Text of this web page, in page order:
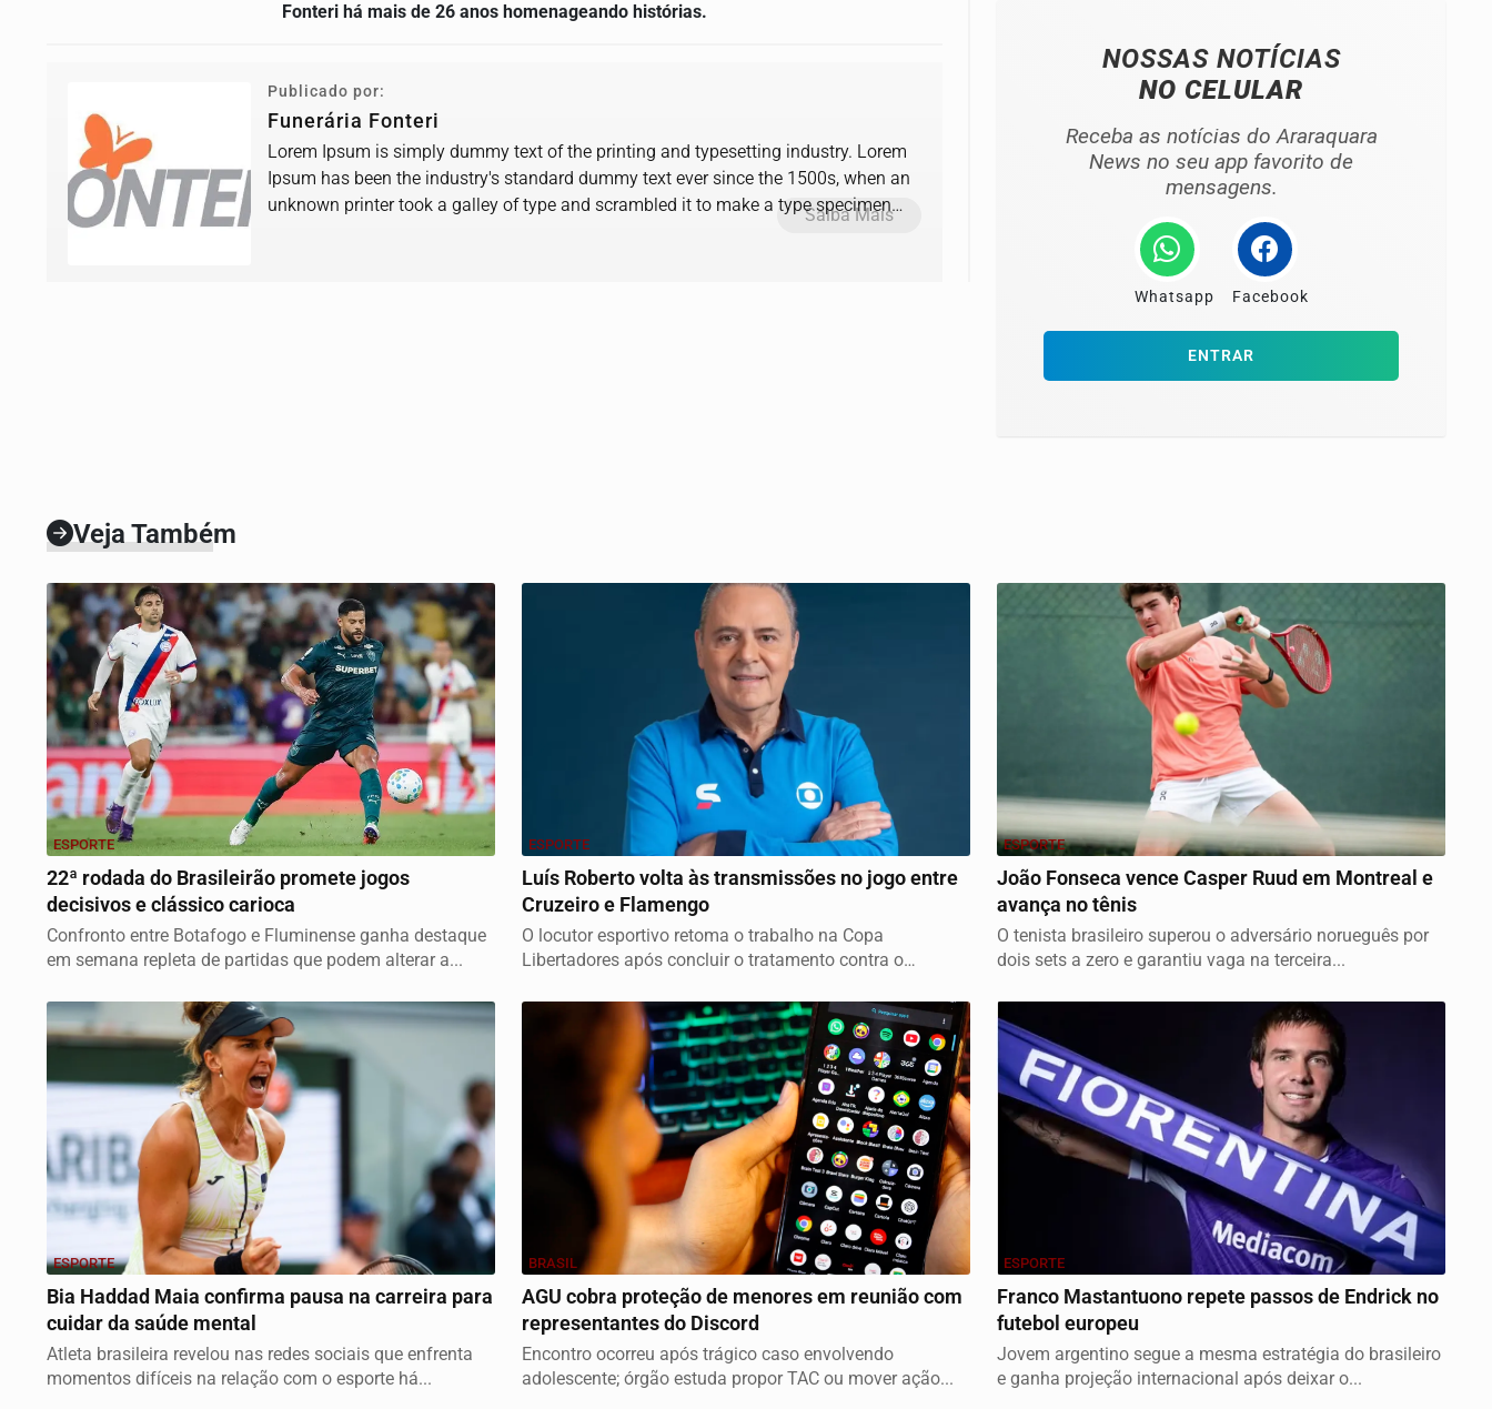
Fonteri há mais de 26 anos homenageando histórias.
Publicado por:
Funerária Fonteri
Lorem Ipsum is simply dummy text of the printing and typesetting industry. Lorem
Ipsum has been the industry's standard dummy text ever since the 1500s, when an
unknown printer took a galley of type and scrambled it to make a type specimen
Saiba Mais
NOSSAS NOTÍCIAS
NO CELULAR
Receba as notícias do Araraquara
News no seu app favorito de
mensagens.
Whatsapp Facebook
ENTRAR
Veja Também
ESPORTE
22ª rodada do Brasileirão promete jogos
decisivos e clássico carioca
Confronto entre Botafogo e Fluminense ganha destaque
em semana repleta de partidas que podem alterar a...
ESPORTE
Luís Roberto volta às transmissões no jogo entre
Cruzeiro e Flamengo
O locutor esportivo retoma o trabalho na Copa
Libertadores após concluir o tratamento contra o
ESPORTE
João Fonseca vence Casper Ruud em Montreal e
avança no tênis
O tenista brasileiro superou o adversário norueguês por
dois sets a zero e garantiu vaga na terceira...
ESPORTE
Bia Haddad Maia confirma pausa na carreira para
cuidar da saúde mental
Atleta brasileira revelou nas redes sociais que enfrenta
momentos difíceis na relação com o esporte há...
BRASIL
AGU cobra proteção de menores em reunião com
representantes do Discord
Encontro ocorreu após trágico caso envolvendo
adolescente; órgão estuda propor TAC ou mover ação...
ESPORTE
Franco Mastantuono repete passos de Endrick no
futebol europeu
Jovem argentino segue a mesma estratégia do brasileiro
e ganha projeção internacional após deixar o...